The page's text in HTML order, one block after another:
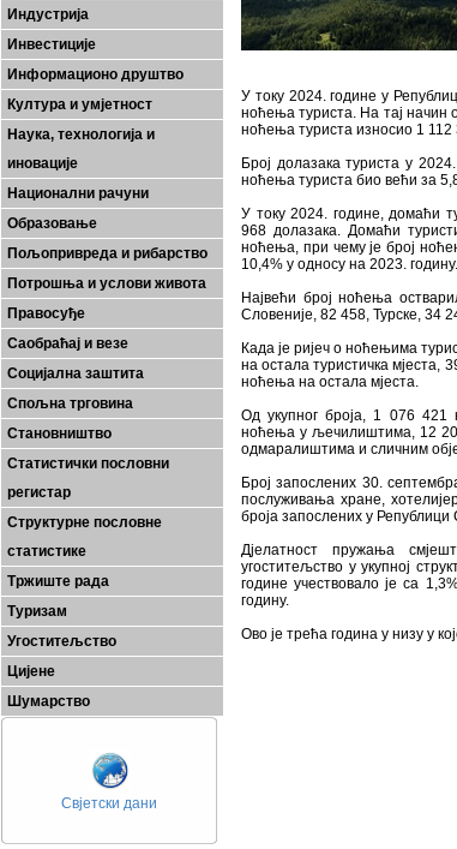
Индустрија
Инвестиције
Информационо друштво
Култура и умјетност
Наука, технологија и
иновације
Национални рачуни
Образовање
Пољопривреда и рибарство
Потрошња и услови живота
Правосуђе
Саобраћај и везе
Социјална заштита
Спољна трговина
Становништво
Статистички пословни
регистар
Структурне пословне
статистике
Тржиште рада
Туризам
Угоститељство
Цијене
Шумарство
Свјетски дани
У току 2024. године у
ноћења туриста. На тај начин
ноћења туриста износио 1 112
Број долазака туриста у
ноћења туриста био већи за
У току 2024. године, домаћи
968 долазака. Домаћи
ноћења, при чему је број
10,4% у односу на 2023. годину.
Највећи број ноћења
Словеније, 82 458, Турске, 34
Када је ријеч о ноћењима
на остала туристичка мјеста,
ноћења на остала мјеста.
Од укупног броја, 1 076 421
ноћења у љечилиштима, 12
одмаралиштима и сличним
Број запослених 30.
послуживања хране,
броја запослених у Републици
Дјелатност пружања
угоститељство у укупној
године учествовало је са
годину.
Ово је трећа година у низу у